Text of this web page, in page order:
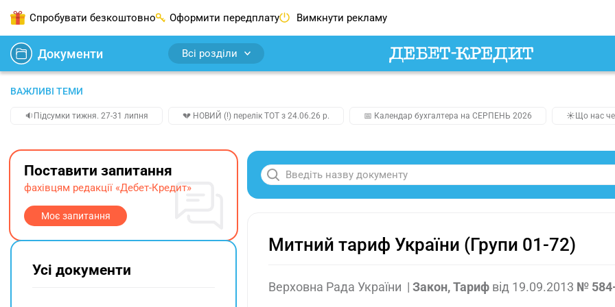
Спробувати безкоштовно Оформити передплату Вимкнути рекламу
Документи Всі розділи
ВАЖЛИВІ ТЕМИ
🔉Підсумки тижня. 27-31 липня 💔 НОВИЙ (!) перелік ТОТ з 24.06.26 р. 📅 Календар бухгалтера на СЕРПЕНЬ 2026 ☀️Що нас
Митний тариф України (Групи 01-72)
Верховна Рада України | Закон, Тариф від 19.09.2013 №
Поставити запитання
фахівцям редакції «Дебет-Кредит»
Моє запитання
Усі документи